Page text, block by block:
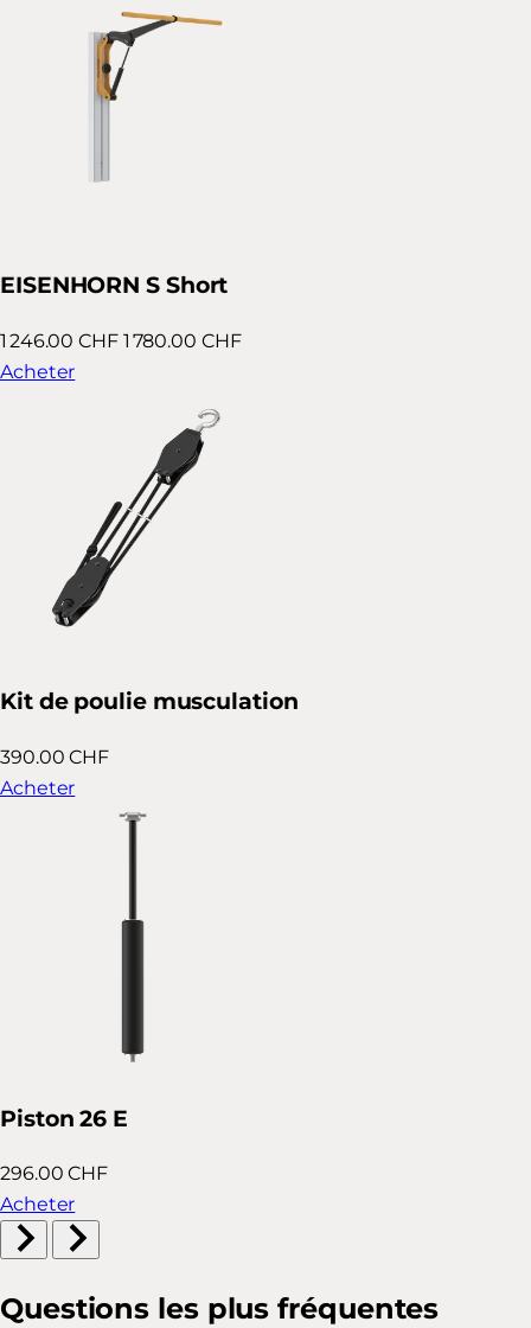
EISENHORN S Short
1 246.00 CHF 1 780.00 CHF
Acheter
Kit de poulie musculation
390.00 CHF
Acheter
Piston 26 E
296.00 CHF
Acheter
Questions les plus fréquentes